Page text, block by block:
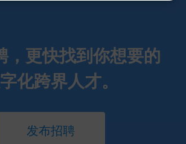
，更快找到你想要的
化跨界人才。
发布招聘